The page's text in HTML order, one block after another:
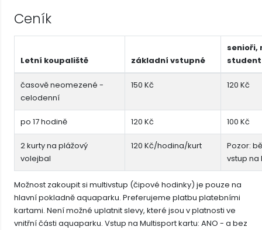
Ceník
Letní koupaliště základní vstupné
senioři,
časově neomezené -
celodenní
150 Kč 120 Kč
po 17 hodině 120 Kč 100 Kč
2 kurty na plážový
volejbal
120 Kč/hodina/kurt
Pozor:
vstup na
Možnost zakoupit si multivstup (čipové hodinky) je pouze na
hlavní pokladně aquaparku. Preferujeme platbu platebními
kartami. Není možné uplatnit slevy, které jsou v platnosti ve
vnitřní části aquaparku. Vstup na Multisport kartu: ANO - a bez